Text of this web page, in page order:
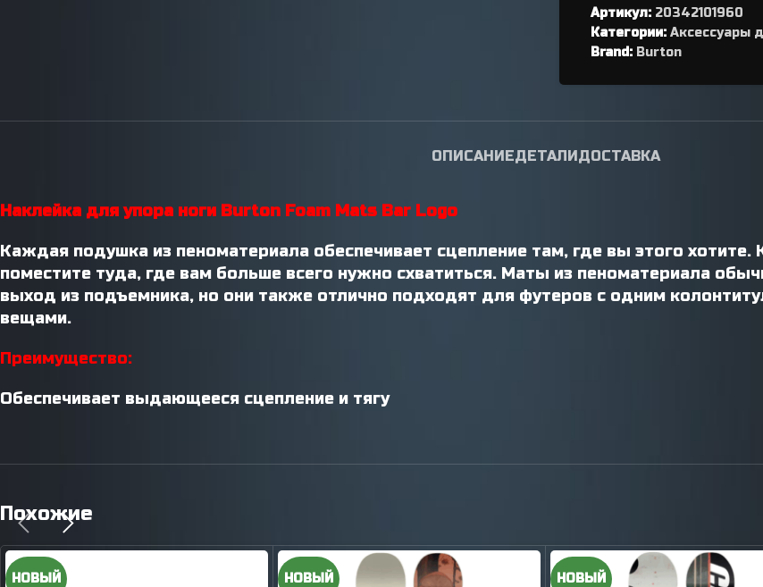
переключателя
Петухи
Артикул: 20342101960
Категории: Аксессуары
Brand: Burton
ОПИСАНИЕДЕТАЛИДОСТАВКА
Наклейка для упора ноги Burton Foam Mats Bar Logo
Каждая подушка из пеноматериала обеспечивает сцепление там, где вы этого хотите.
поместите туда, где вам больше всего нужно схватиться. Маты из пеноматериала
выход из подъемника, но они также отлично подходят для футеров с одним
вещами.
Преимущество:
Обеспечивает выдающееся сцепление и тягу
Похожие
НОВЫЙ НОВЫЙ НОВЫЙ